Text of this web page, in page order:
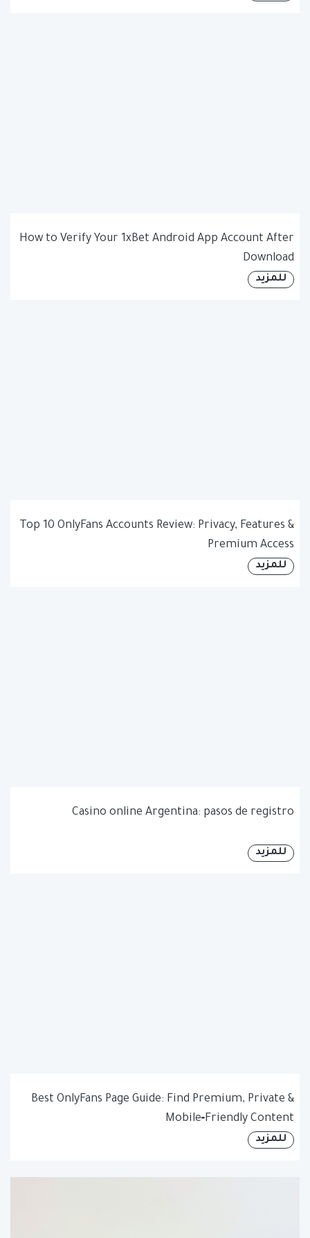
How to Verify Your 1xBet Android App Account After
Download
للمزيد
Top 10 OnlyFans Accounts Review: Privacy, Features &
Premium Access
للمزيد
Casino online Argentina: pasos de registro
للمزيد
Best OnlyFans Page Guide: Find Premium, Private &
Mobile‑Friendly Content
للمزيد